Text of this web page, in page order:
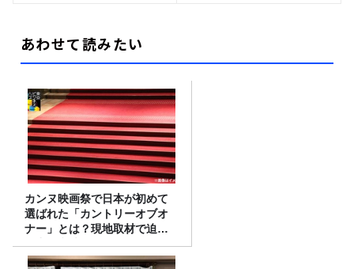
あわせて読みたい
カンヌ映画祭で日本が初めて
選ばれた「カントリーオブオ
ナー」とは？現地取材で迫る
選出の意味